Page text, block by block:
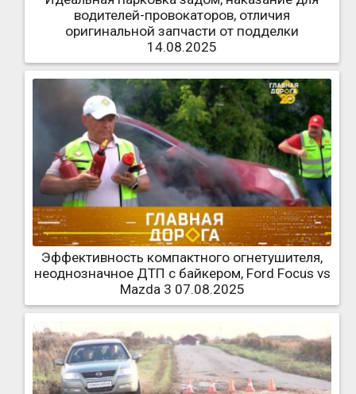
водителей-провокаторов, отличия
оригинальной запчасти от подделки
14.08.2025
Эффективность компактного огнетушителя,
неоднозначное ДТП с байкером, Ford Focus vs
Mazda 3 07.08.2025